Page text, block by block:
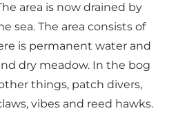
area is now drained by
sea. The area consists of
is permanent water and
dry meadow. In the bog
things, patch divers,
vibes and reed hawks.